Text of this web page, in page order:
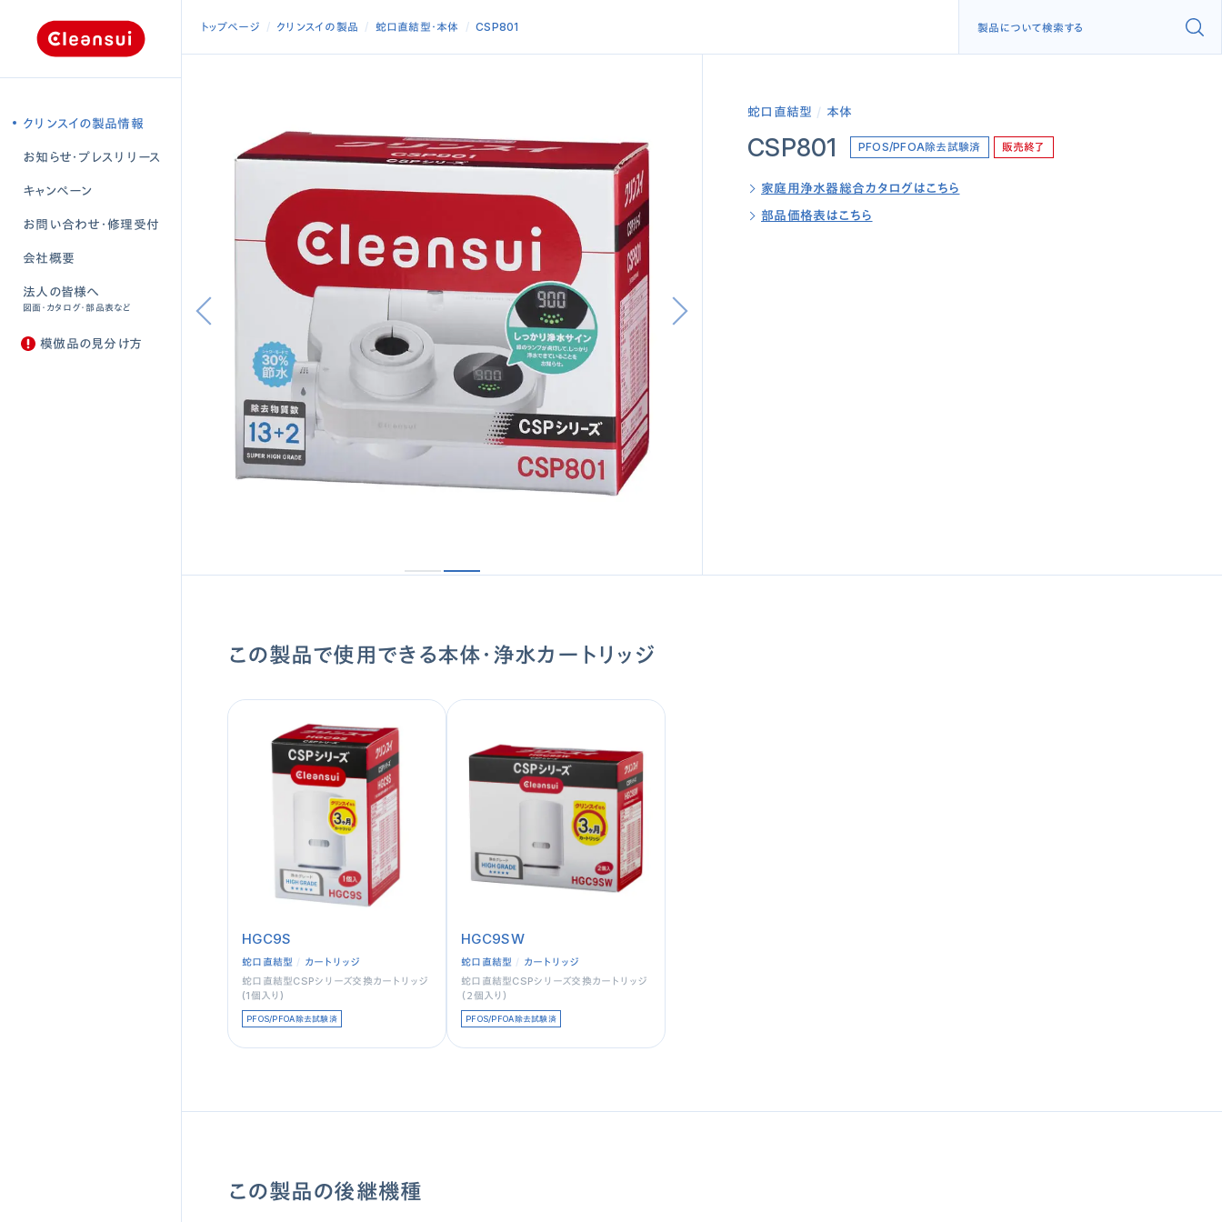
クリンスイの製品情報
お知らせ・プレスリリース
キャンペーン
お問い合わせ・修理受付
会社概要
法人の皆様へ
図面・カタログ・部品表など
模倣品の見分け方
トップページ クリンスイの製品 蛇口直結型 本体 CSP801
蛇口直結型 本体
CSP801 PFOS/PFOA除去試験済 販売終了
家庭用浄水器総合カタログはこちら
部品価格表はこちら
この製品で使用できる本体・浄水カートリッジ
HGC9S
蛇口直結型
カートリッジ
蛇口直結型CSPシリーズ交換カートリッジ
(1個入り)
PFOS/PFOA除去試験済
HGC9SW
蛇口直結型
カートリッジ
蛇口直結型CSPシリーズ交換カートリッジ
（２個入り）
PFOS/PFOA除去試験済
この製品の後継機種